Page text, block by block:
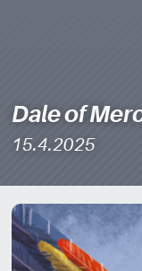
Dale of
15.4.2025